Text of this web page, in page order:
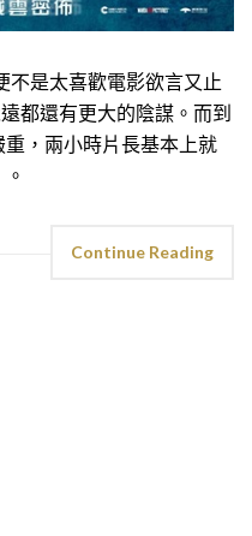
不是太喜歡電影欲言又止
都還有更大的陰謀。而到
，兩小時片長基本上就
Continue Reading